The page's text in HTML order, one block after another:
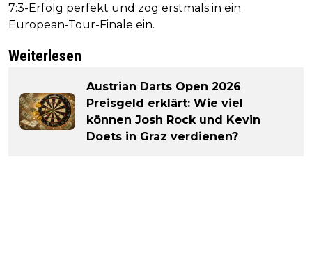
7:3-Erfolg perfekt und zog erstmals in ein
European-Tour-Finale ein.
Weiterlesen
Austrian Darts Open 2026
Preisgeld erklärt: Wie viel
können Josh Rock und Kevin
Doets in Graz verdienen?